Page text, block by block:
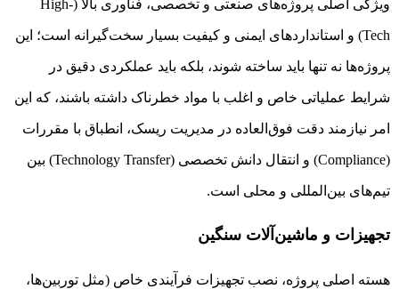
ویژگی اصلی پروژه‌های صنعتی و تخصصی، فناوری بالا (High-
Tech) و استانداردهای ایمنی و کیفیت بسیار سخت‌گیرانه است؛ این
پروژه‌ها نه تنها باید ساخته شوند، بلکه باید عملکردی دقیق در
شرایط عملیاتی خاص و اغلب با مواد خطرناک داشته باشند، که این
امر نیازمند دقت فوق‌العاده در مدیریت ریسک، انطباق با مقررات
(Compliance) و انتقال دانش تخصصی (Technology Transfer) بین
تیم‌های بین‌المللی و محلی است.
تجهیزات و ماشین‌آلات سنگین
هسته اصلی پروژه، نصب تجهیزات فرآیندی خاص (مثل توربین‌ها،